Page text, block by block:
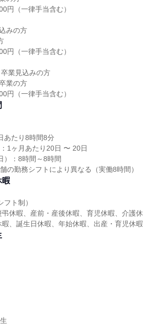
みの方
業見込みの方
円（一律手当含む）
あたり8時間8分
1ヶ月あたり20日 〜 20日
）：8時間～8時間
の勤務シフトにより異なる（実働8時間）
暇
ト制）
、誕生日休暇、年始休暇、出産・育児休暇